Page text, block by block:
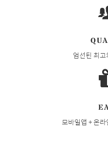
엄선된 최
모바일앱 + 온